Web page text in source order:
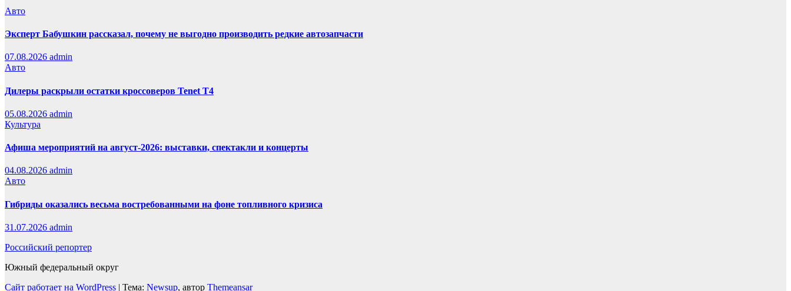
Авто
Эксперт Бабушкин рассказал, почему не выгодно производить редкие автозапчасти
07.08.2026 admin
Авто
Дилеры раскрыли остатки кроссоверов Tenet T4
05.08.2026 admin
Культура
Афиша мероприятий на август-2026: выставки, спектакли и концерты
04.08.2026 admin
Авто
Гибриды оказались весьма востребованными на фоне топливного кризиса
31.07.2026 admin
Российский репортер
Южный федеральный округ
Сайт работает на WordPress | Тема: Newsup, автор Themeansar